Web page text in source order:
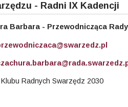
- Radni IX Kadencji
Barbara - Przewodnicząca
Klubu Radnych Swarzędz 2030